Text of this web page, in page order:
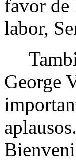
favor de
labor,
George